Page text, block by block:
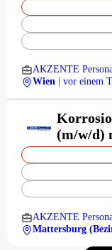
AKZENTE
Wien
| vor einem
(m/w/d)
AKZENTE
Mattersburg